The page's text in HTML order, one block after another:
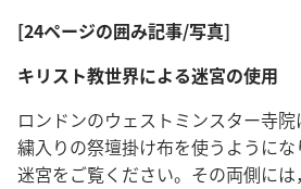
[24ページの囲み記事/写真]
キリスト教世界による迷宮の使用
ロンドンのウェストミンスター寺
繍入りの祭壇掛け布を使うように
迷宮をご覧ください。その両側には